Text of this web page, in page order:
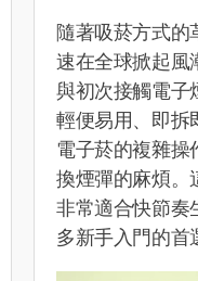
隨著吸菸方式的
速在全球掀起風
與初次接觸電子
輕便易用、即拆
電子菸的複雜操
換煙彈的麻煩。
非常適合快節奏
多新手入門的首